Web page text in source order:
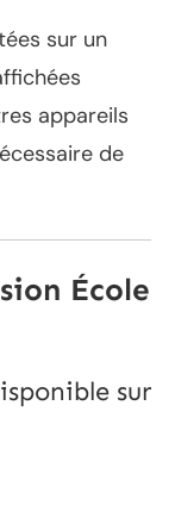
sur un
appareils
de
École
sur